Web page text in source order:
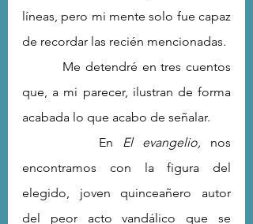
líneas, pero mi mente solo fue capaz
de recordar las recién mencionadas.
que, a mi parecer, ilustran de forma
acabada lo que acabo de señalar.
        En
El evangelio, nos
encontramos con la figura del
elegido, joven quinceañero autor
del peor acto vandálico que se